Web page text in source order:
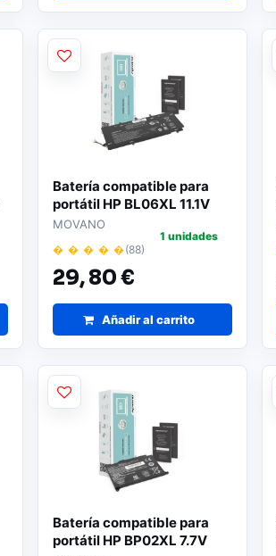
Batería compatible para
portátil HP BL06XL 11.1V
3400mAh
MOVANO
� � � � �(88)
29,80 €
1 unidades
Añadir al carrito
Batería compatible para
portátil HP BP02XL 7.7V